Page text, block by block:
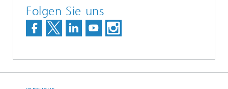
Folgen Sie uns